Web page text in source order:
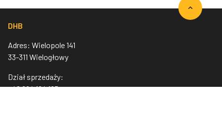
DHB
Adres: Wielopole 141
33-311 Wielogłowy
Dział sprzedaży:
+48 694 124 125